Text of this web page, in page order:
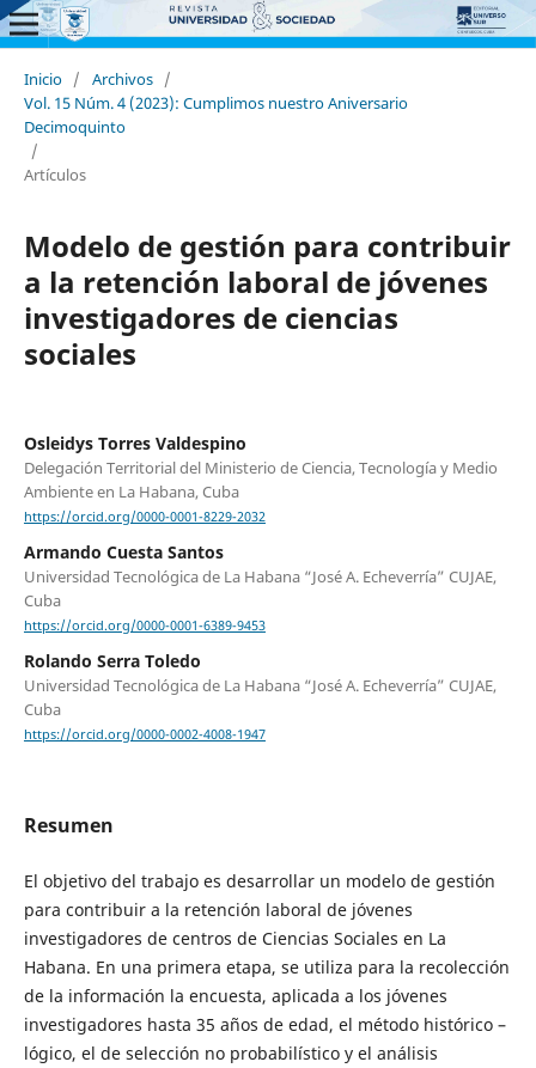
Inicio / Archivos /
Vol. 15 Núm. 4 (2023): Cumplimos nuestro Aniversario
Decimoquinto
/
Artículos
Modelo de gestión para contribuir
a la retención laboral de jóvenes
investigadores de ciencias
sociales
Osleidys Torres Valdespino
Delegación Territorial del Ministerio de Ciencia, Tecnología y Medio
Ambiente en La Habana, Cuba
https://orcid.org/0000-0001-8229-2032
Armando Cuesta Santos
Universidad Tecnológica de La Habana “José A. Echeverría” CUJAE,
Cuba
https://orcid.org/0000-0001-6389-9453
Rolando Serra Toledo
Universidad Tecnológica de La Habana “José A. Echeverría” CUJAE,
Cuba
https://orcid.org/0000-0002-4008-1947
Resumen
El objetivo del trabajo es desarrollar un modelo de gestión
para contribuir a la retención laboral de jóvenes
investigadores de centros de Ciencias Sociales en La
Habana. En una primera etapa, se utiliza para la recolección
de la información la encuesta, aplicada a los jóvenes
investigadores hasta 35 años de edad, el método histórico –
lógico, el de selección no probabilístico y el análisis